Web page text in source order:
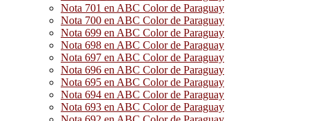
Nota 701 en ABC Color de Paraguay
Nota 700 en ABC Color de Paraguay
Nota 699 en ABC Color de Paraguay
Nota 698 en ABC Color de Paraguay
Nota 697 en ABC Color de Paraguay
Nota 696 en ABC Color de Paraguay
Nota 695 en ABC Color de Paraguay
Nota 694 en ABC Color de Paraguay
Nota 693 en ABC Color de Paraguay